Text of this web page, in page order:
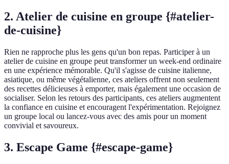
2. Atelier de cuisine en groupe {#atelier-
de-cuisine}
Rien ne rapproche plus les gens qu'un bon repas. Participer à un
atelier de cuisine en groupe peut transformer un week-end ordinaire
en une expérience mémorable. Qu'il s'agisse de cuisine italienne,
asiatique, ou même végétalienne, ces ateliers offrent non seulement
des recettes délicieuses à emporter, mais également une occasion de
socialiser. Selon les retours des participants, ces ateliers augmentent
la confiance en cuisine et encouragent l'expérimentation. Rejoignez
un groupe local ou lancez-vous avec des amis pour un moment
convivial et savoureux.
3. Escape Game {#escape-game}